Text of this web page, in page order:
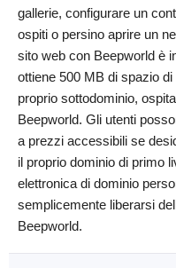
gallerie, configurare un
ospiti o persino aprire un
sito web con Beepworld è
ottiene 500 MB di spazio
proprio sottodominio,
Beepworld. Gli utenti
a prezzi accessibili se
il proprio dominio di primo
elettronica di dominio
semplicemente liberarsi
Beepworld.